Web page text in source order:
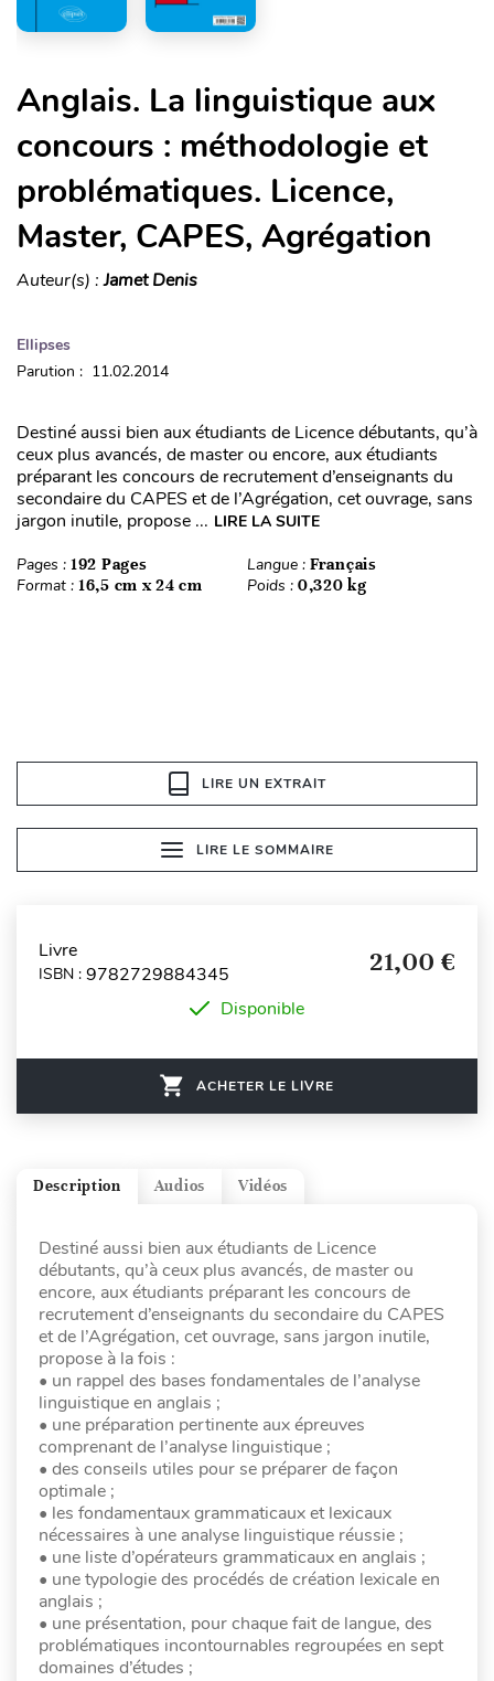
Anglais. La linguistique aux
concours : méthodologie et
problématiques. Licence,
Master, CAPES, Agrégation
Auteur(s) :Jamet Denis
Ellipses
Parution : 11.02.2014
Destiné aussi bien aux étudiants de Licence débutants, qu’à
ceux plus avancés, de master ou encore, aux étudiants
préparant les concours de recrutement d’enseignants du
secondaire du CAPES et de l’Agrégation, cet ouvrage, sans
jargon inutile, propose ... LIRE LA SUITE
Pages : 192 Pages Langue : Français
Format : 16,5 cm x 24 cm Poids : 0,320 kg
LIRE UN EXTRAIT
LIRE LE SOMMAIRE
Livre
ISBN : 9782729884345 21,00 €
Disponible
ACHETER LE LIVRE
Vidéos
Audios
Description
Destiné aussi bien aux étudiants de Licence
débutants, qu’à ceux plus avancés, de master ou
encore, aux étudiants préparant les concours de
recrutement d’enseignants du secondaire du CAPES
et de l’Agrégation, cet ouvrage, sans jargon inutile,
propose à la fois :
• un rappel des bases fondamentales de l’analyse
linguistique en anglais ;
• une préparation pertinente aux épreuves
comprenant de l’analyse linguistique ;
• des conseils utiles pour se préparer de façon
optimale ;
• les fondamentaux grammaticaux et lexicaux
nécessaires à une analyse linguistique réussie ;
• une liste d’opérateurs grammaticaux en anglais ;
• une typologie des procédés de création lexicale en
anglais ;
• une présentation, pour chaque fait de langue, des
problématiques incontournables regroupées en sept
domaines d’études ;